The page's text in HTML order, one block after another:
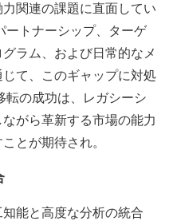
関連の課題に直面してい
ートナーシップ、ターゲ
ラム、および日常的なメ
て、このギャップに対処
転の成功は、レガシーシ
がら革新する市場の能力
とが期待され。
能と高度な分析の統合